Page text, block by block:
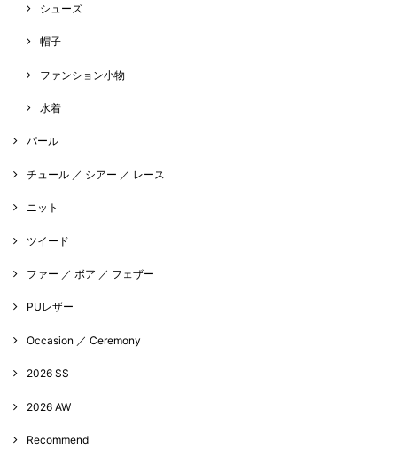
シューズ
帽子
ファンション小物
水着
パール
チュール ／ シアー ／ レース
ニット
ツイード
ファー ／ ボア ／ フェザー
PUレザー
Occasion ／ Ceremony
2026 SS
2026 AW
Recommend